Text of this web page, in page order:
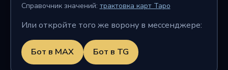
Справочник значений: трактовка карт Таро
Или откройте того же ворону в мессенджере:
Бот в MAX Бот в TG